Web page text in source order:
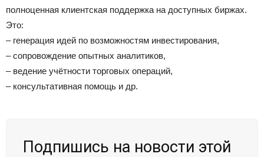
полноценная клиентская поддержка на доступных биржах.
Это:
– генерация идей по возможностям инвестирования,
– сопровождение опытных аналитиков,
– ведение учётности торговых операций,
– консультативная помощь и др.
Подпишись на новости этой